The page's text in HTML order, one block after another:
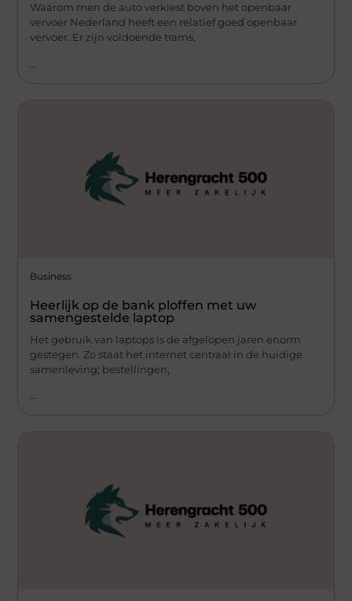
Waarom men de auto verkiest boven het openbaar
vervoer Nederland heeft een relatief goed openbaar
vervoer. Er zijn voldoende trams,
Business
Heerlijk op de bank ploffen met uw
samengestelde laptop
Het gebruik van laptops is de afgelopen jaren enorm
gestegen. Zo staat het internet centraal in de huidige
samenleving; bestellingen,